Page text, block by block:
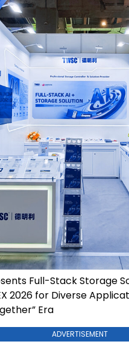
Full-Stack Storage
2026 for Diverse
Era
ADVERTISEMENT